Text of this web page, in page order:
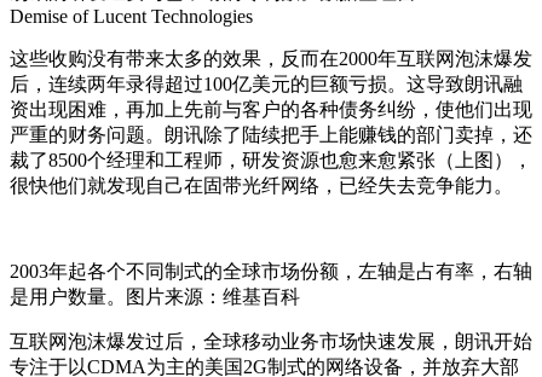
Demise of Lucent Technologies
这些收购没有带来太多的效果，反而在2000年互联网泡沫爆发
后，连续两年录得超过100亿美元的巨额亏损。这导致朗讯融
资出现困难，再加上先前与客户的各种债务纠纷，使他们出现
严重的财务问题。朗讯除了陆续把手上能赚钱的部门卖掉，还
裁了8500个经理和工程师，研发资源也愈来愈紧张（上图），
很快他们就发现自己在固带光纤网络，已经失去竞争能力。
2003年起各个不同制式的全球市场份额，左轴是占有率，右轴
是用户数量。图片来源：维基百科
互联网泡沫爆发过后，全球移动业务市场快速发展，朗讯开始
专注于以CDMA为主的美国2G制式的网络设备，并放弃大部